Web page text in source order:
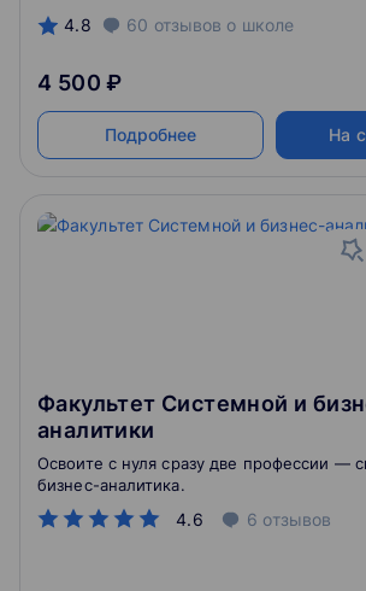
4.8 60 отзывов о школе
4 500 ₽
Подробнее На
Факультет Системной и
аналитики
4.6 6 отзывов
Освоите с нуля сразу две профессии ―
бизнес-аналитика.